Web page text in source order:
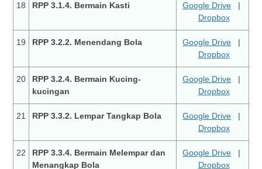
18 RPP 3.1.4. Bermain Kasti Google Drive |
Dropbox
19 RPP 3.2.2. Menendang Bola Google Drive |
Dropbox
20
RPP 3.2.4. Bermain Kucing-
kucingan
Google Drive |
Dropbox
21 RPP 3.3.2. Lempar Tangkap Bola Google Drive |
Dropbox
22
RPP 3.3.4. Bermain Melempar dan
Menangkap Bola
Google Drive |
Dropbox